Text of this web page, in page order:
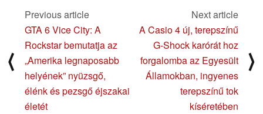
⟨
Previous article
GTA 6 Vice City: A
Rockstar bemutatja az
„Amerika legnaposabb
helyének” nyüzsgő,
élénk és pezsgő éjszakai
életét
Next article
A Casio 4 új, terepszínű
G-Shock karórát hoz
forgalomba az Egyesült
Államokban, ingyenes
terepszínű tok
kíséretében
⟩